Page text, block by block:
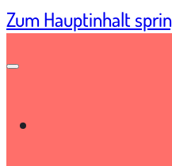
Zum Hauptinhalt